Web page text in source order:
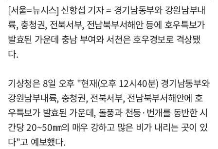
[서울=뉴시스] 신항섭 기자 = 경기남동부와 강원남부내
륙, 충청권, 전북서부, 전남북부서해안 등에 호우특보가
발효된 가운데 충남 부여와 서천은 호우경보로 격상됐
다.
기상청은 8일 오후 "현재(오후 12시40분) 경기남동부와
강원남부내륙, 충청권, 전북서부, 전남북부서해안에 호
우특보가 발효된 가운데, 돌풍과 천둥·번개를 동반한 시
간당 20~50㎜의 매우 강하고 많은 비가 내리는 곳이 있
다"고 예보했다.